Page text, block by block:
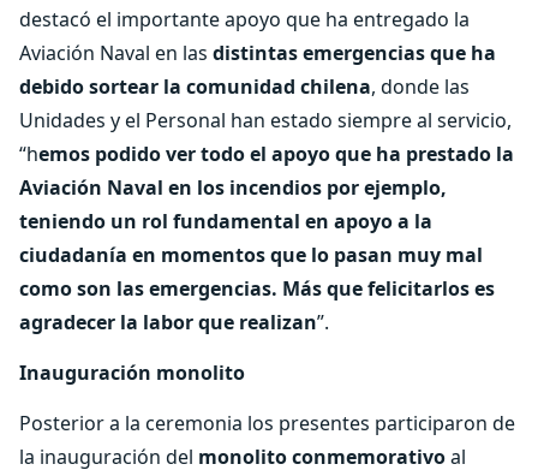
destacó el importante apoyo que ha entregado la
Aviación Naval en las distintas emergencias que ha
debido sortear la comunidad chilena, donde las
Unidades y el Personal han estado siempre al servicio,
“hemos podido ver todo el apoyo que ha prestado la
Aviación Naval en los incendios por ejemplo,
teniendo un rol fundamental en apoyo a la
ciudadanía en momentos que lo pasan muy mal
como son las emergencias. Más que felicitarlos es
agradecer la labor que realizan”.
Inauguración monolito
Posterior a la ceremonia los presentes participaron de
la inauguración del monolito conmemorativoal